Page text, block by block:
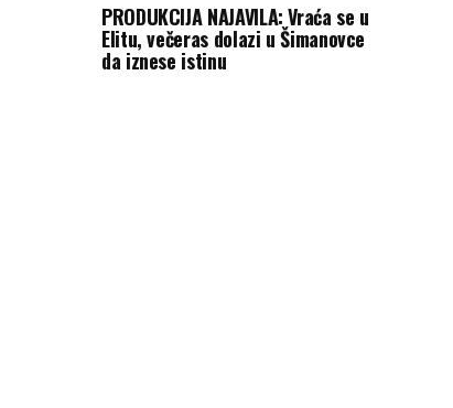
PRODUKCIJA NAJAVILA: Vraća se u
Elitu, večeras dolazi u Šimanovce
da iznese istinu